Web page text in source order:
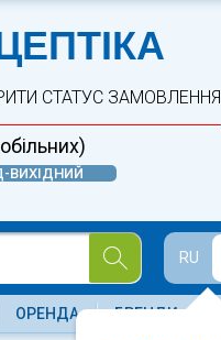
АПТЕКА
СТАТУС ЗАМОВЛЕННЯ
ВИХІДНИЙ
RU
ОРЕНДА БРЕНДИ